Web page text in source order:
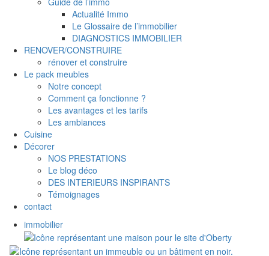
Actualité Immo
Le Glossaire de l’immobilier
DIAGNOSTICS IMMOBILIER
RENOVER/CONSTRUIRE
rénover et construire
Le pack meubles
Notre concept
Comment ça fonctionne ?
Les avantages et les tarifs
Les ambiances
Cuisine
Décorer
NOS PRESTATIONS
Le blog déco
DES INTERIEURS INSPIRANTS
Témoignages
contact
immobilier